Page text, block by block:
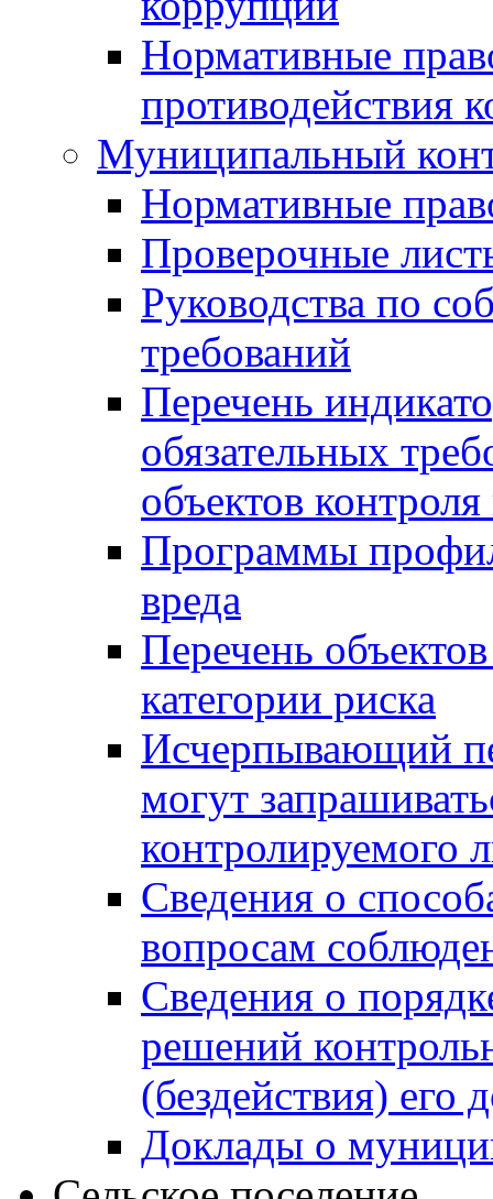
Нормативные
противодействия
Муниципальный
Нормативные
Проверочные
Руководства по
требований
Перечень
обязательных
объектов
Программы
вреда
Перечень
категории риска
Исчерпывающий
могут
контролируемого
Сведения о
вопросам
Сведения о
решений
(бездействия)
Доклады о